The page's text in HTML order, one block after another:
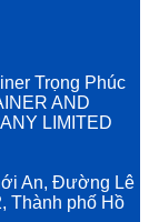
Trọng Phúc
AND
LIMITED
An, Đường Lê
Thành phố Hồ